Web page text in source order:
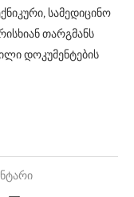
სამედიცინო
თარგმანს
დოკუმენტების